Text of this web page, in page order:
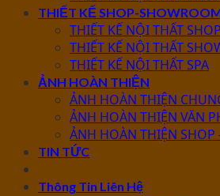
THIẾT KẾ SHOP-
THIẾT KẾ NỘI THẤT
THIẾT KẾ NỘI THẤT
THIẾT KẾ NỘI THẤT SPA
ẢNH HOÀN THIỆN
ẢNH HOÀN THIỆN
ẢNH HOÀN THIỆN VĂN
ẢNH HOÀN THIỆN SHOP
TIN TỨC
Thông Tin Liên Hệ